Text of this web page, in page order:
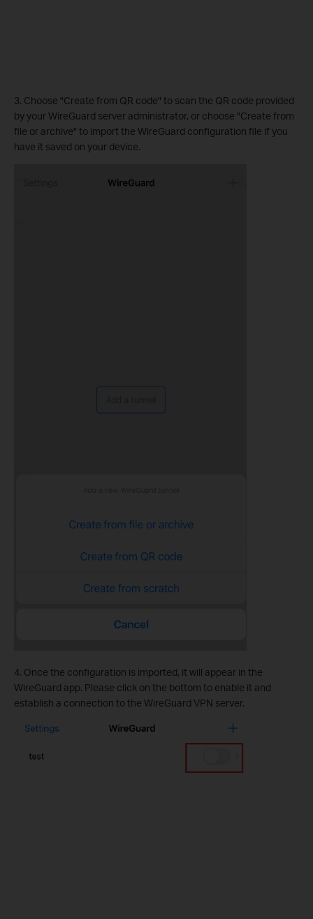
3. Choose "Create from QR code" to scan the QR code provided
by your WireGuard server administrator, or choose "Create from
file or archive" to import the WireGuard configuration file if you
have it saved on your device.
4. Once the configuration is imported, it will appear in the
WireGuard app. Please click on the bottom to enable it and
establish a connection to the WireGuard VPN server.